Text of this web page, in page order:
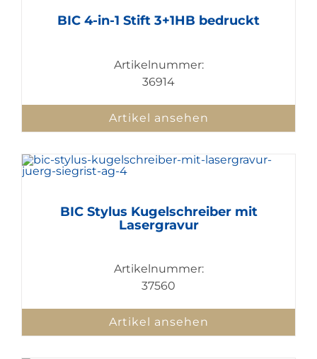
BIC 4-in-1 Stift 3+1HB bedruckt
Artikelnummer:
36914
Artikel ansehen
BIC Stylus Kugelschreiber mit
Lasergravur
Artikelnummer:
37560
Artikel ansehen